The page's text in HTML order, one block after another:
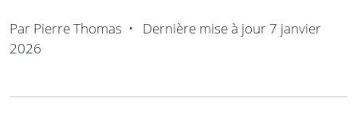
Par Pierre Thomas • Dernière mise à jour 7 janvier
2026